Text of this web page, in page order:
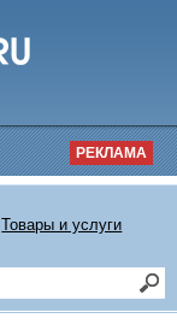
РЕКЛАМА
Товары и услуги